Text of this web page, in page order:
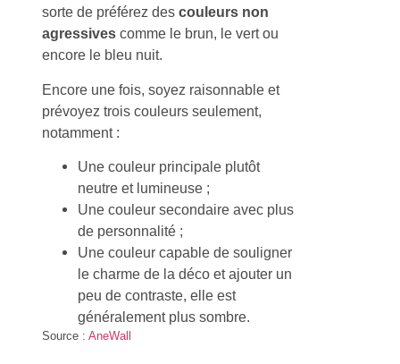
sorte de préférez des couleurs non
agressives comme le brun, le vert ou
encore le bleu nuit.
Encore une fois, soyez raisonnable et
prévoyez trois couleurs seulement,
notamment :
Une couleur principale plutôt
neutre et lumineuse ;
Une couleur secondaire avec plus
de personnalité ;
Une couleur capable de souligner
le charme de la déco et ajouter un
peu de contraste, elle est
généralement plus sombre.
Source : AneWall